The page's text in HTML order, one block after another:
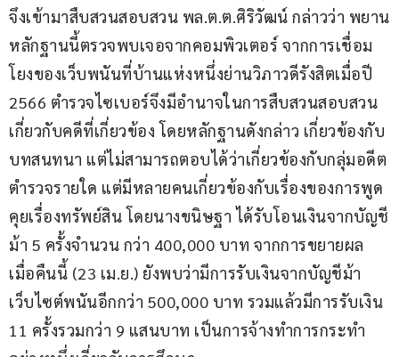
จึงเข้ามาสืบสวนสอบสวน พล.ต.ต.ศิริวัฒน์ กล่าวว่า พยาน
หลักฐานนี้ตรวจพบเจอจากคอมพิวเตอร์ จากการเชื่อม
โยงของเว็บพนันที่บ้านแห่งหนึ่งย่านวิภาวดีรังสิตเมื่อปี
2566 ตำรวจไซเบอร์จึงมีอำนาจในการสืบสวนสอบสวน
เกี่ยวกับคดีที่เกี่ยวข้อง โดยหลักฐานดังกล่าว เกี่ยวข้องกับ
บทสนทนา แต่ไม่สามารถตอบได้ว่าเกี่ยวข้องกับกลุ่มอดีต
ตำรวจรายใด แต่มีหลายคนเกี่ยวข้องกับเรื่องของการพูด
คุยเรื่องทรัพย์สิน โดยนางขนิษฐา ได้รับโอนเงินจากบัญชี
ม้า 5 ครั้งจำนวน กว่า 400,000 บาท จากการขยายผล
เมื่อคืนนี้ (23 เม.ย.) ยังพบว่ามีการรับเงินจากบัญชีม้า
เว็บไซต์พนันอีกกว่า 500,000 บาท รวมแล้วมีการรับเงิน
11 ครั้งรวมกว่า 9 แสนบาท เป็นการจ้างทำการกระทำ